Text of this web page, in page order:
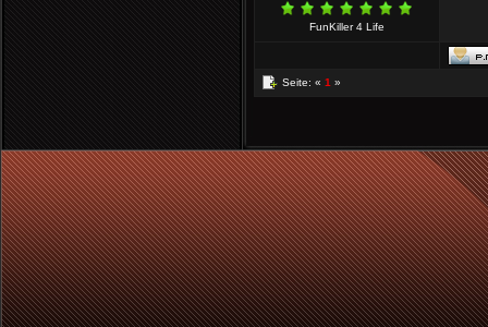
FunKiller 4 Life
Seite: « 1 »